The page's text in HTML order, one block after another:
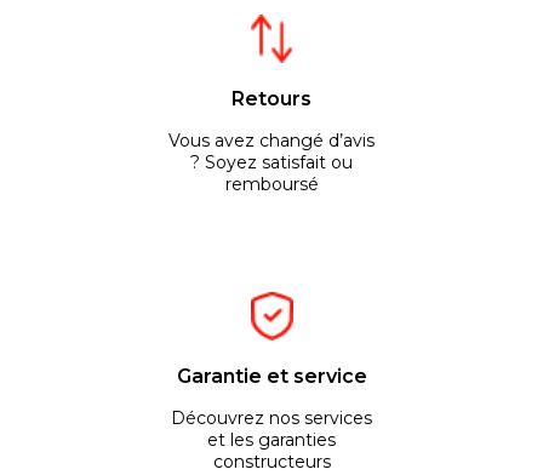
Retours
Vous avez changé d’avis
? Soyez satisfait ou
remboursé
Garantie et service
Découvrez nos services
et les garanties
constructeurs